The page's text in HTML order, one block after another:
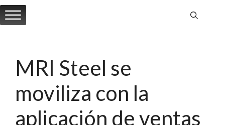
Saltar
al
MRI Steel se
moviliza con la
aplicación de ventas